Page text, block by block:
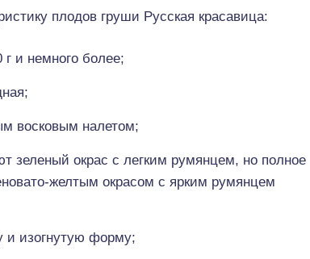
плодов груши Русская красавица:
г и немного более;
восковым налетом;
зеленый окрас с легким румянцем, но полное
желтым окрасом с ярким румянцем
и изогнутую форму;